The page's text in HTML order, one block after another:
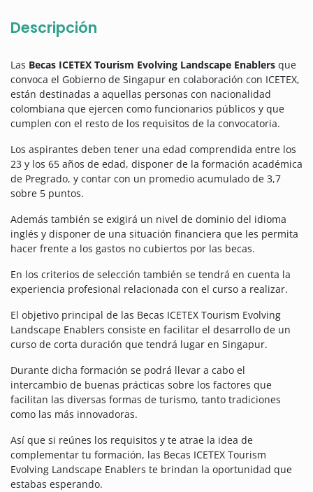
Descripción
Las Becas ICETEX Tourism Evolving Landscape Enablers que
convoca el Gobierno de Singapur en colaboración con ICETEX,
están destinadas a aquellas personas con nacionalidad
colombiana que ejercen como funcionarios públicos y que
cumplen con el resto de los requisitos de la convocatoria.
Los aspirantes deben tener una edad comprendida entre los
23 y los 65 años de edad, disponer de la formación académica
de Pregrado, y contar con un promedio acumulado de 3,7
sobre 5 puntos.
Además también se exigirá un nivel de dominio del idioma
inglés y disponer de una situación financiera que les permita
hacer frente a los gastos no cubiertos por las becas.
En los criterios de selección también se tendrá en cuenta la
experiencia profesional relacionada con el curso a realizar.
El objetivo principal de las Becas ICETEX Tourism Evolving
Landscape Enablers consiste en facilitar el desarrollo de un
curso de corta duración que tendrá lugar en Singapur.
Durante dicha formación se podrá llevar a cabo el
intercambio de buenas prácticas sobre los factores que
facilitan las diversas formas de turismo, tanto tradiciones
como las más innovadoras.
Así que si reúnes los requisitos y te atrae la idea de
complementar tu formación, las Becas ICETEX Tourism
Evolving Landscape Enablers te brindan la oportunidad que
estabas esperando.